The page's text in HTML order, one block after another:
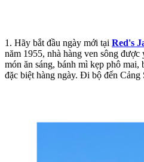
1. Hãy bắt đầu ngày mới tại Red's
năm 1955, nhà hàng ven sông
món ăn sáng, bánh mì kẹp phô mai,
đặc biệt hàng ngày. Đi bộ đến Cảng